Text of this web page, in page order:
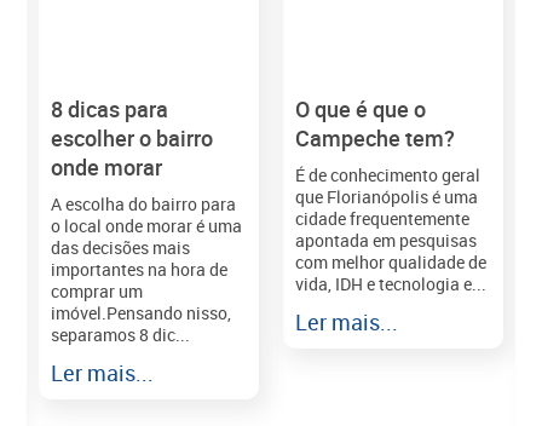
8 dicas para
escolher o bairro
onde morar
A escolha do bairro para
o local onde morar é uma
das decisões mais
importantes na hora de
comprar um
imóvel.Pensando nisso,
separamos 8 dic...
Ler mais...
O que é que o
Campeche tem?
É de conhecimento geral
que Florianópolis é uma
cidade frequentemente
apontada em pesquisas
com melhor qualidade de
vida, IDH e tecnologia e...
Ler mais...